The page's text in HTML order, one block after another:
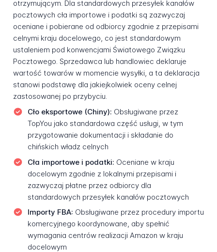
otrzymującym. Dla standardowych przesyłek kanałów
pocztowych cła importowe i podatki są zazwyczaj
oceniane i pobierane od odbiorcy zgodnie z przepisami
celnymi kraju docelowego, co jest standardowym
ustaleniem pod konwencjami Światowego Związku
Pocztowego. Sprzedawca lub handlowiec deklaruje
wartość towarów w momencie wysyłki, a ta deklaracja
stanowi podstawę dla jakiejkolwiek oceny celnej
zastosowanej po przybyciu.
Cło eksportowe (Chiny): Obsługiwane przez
TopYou jako standardowa część usługi, w tym
przygotowanie dokumentacji i składanie do
chińskich władz celnych
Cła importowe i podatki: Oceniane w kraju
docelowym zgodnie z lokalnymi przepisami i
zazwyczaj płatne przez odbiorcy dla
standardowych przesyłek kanałów pocztowych
Importy FBA: Obsługiwane przez procedury importu
komercyjnego koordynowane, aby spełnić
wymagania centrów realizacji Amazon w kraju
docelowym